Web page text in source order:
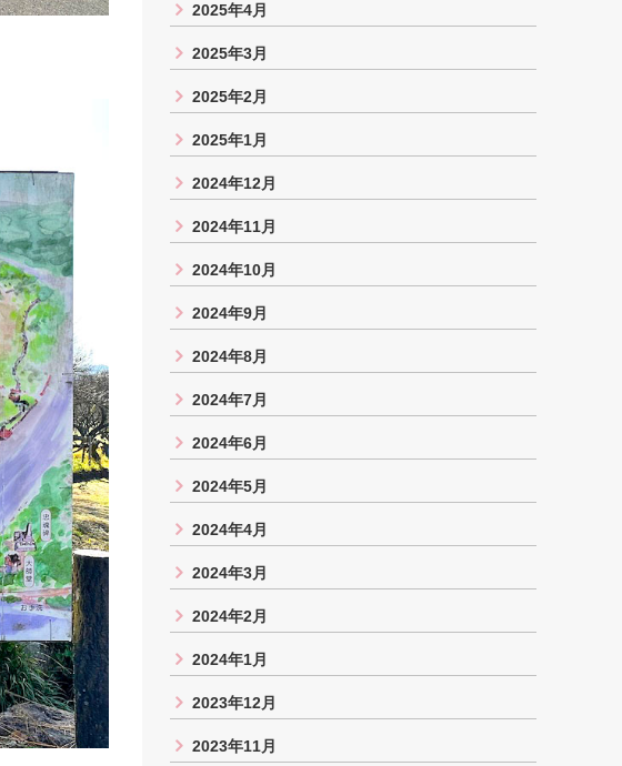
2025年4月
2025年3月
2025年2月
2025年1月
2024年12月
2024年11月
2024年10月
2024年9月
2024年8月
2024年7月
2024年6月
2024年5月
2024年4月
2024年3月
2024年2月
2024年1月
2023年12月
2023年11月